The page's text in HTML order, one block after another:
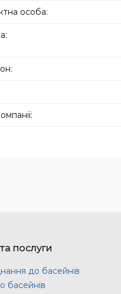
послуги
до басейнів
басейнів